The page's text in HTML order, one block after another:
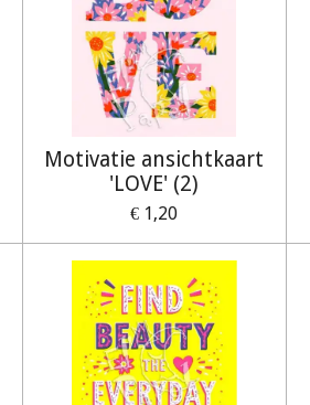
Motivatie ansichtkaart
'LOVE' (2)
€ 1,20